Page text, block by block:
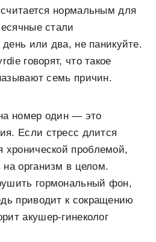
считается нормальным для
стали
день или два, не паникуйте.
говорят, что такое
семь причин.
номер один — это
Если стресс длится
хронической проблемой,
организм в целом.
гормональный фон,
приводит к сокращению
акушер-гинеколог